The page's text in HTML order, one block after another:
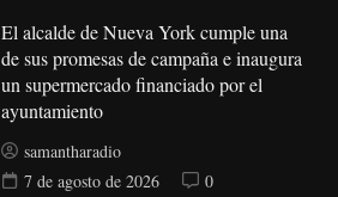
El alcalde de Nueva York cumple una
de sus promesas de campaña e inaugura
un supermercado financiado por el
ayuntamiento
samantharadio
7 de agosto de 2026
0